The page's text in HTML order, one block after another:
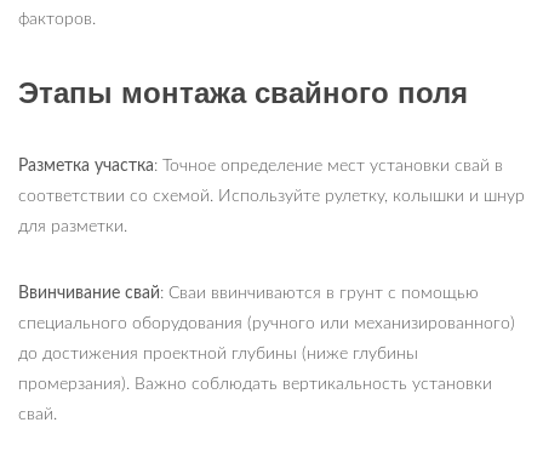
факторов.
Этапы монтажа свайного поля
Разметка участка: Точное определение мест установки свай в
соответствии со схемой. Используйте рулетку, колышки и шнур
для разметки.
Ввинчивание свай: Сваи ввинчиваются в грунт с помощью
специального оборудования (ручного или механизированного)
до достижения проектной глубины (ниже глубины
промерзания). Важно соблюдать вертикальность установки
свай.